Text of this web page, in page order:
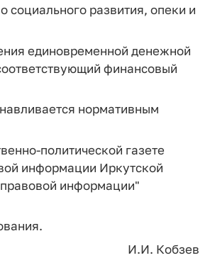
социального развития, опеки и
единовременной денежной
финансовый
нормативным
политической газете
информации Иркутской
информации"
И.И. Кобзев